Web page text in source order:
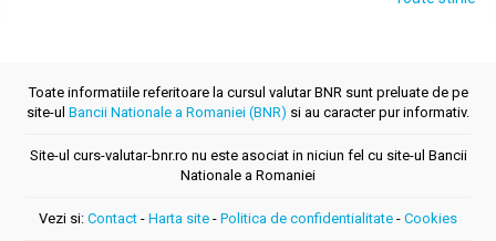
Toate informatiile referitoare la cursul valutar BNR sunt preluate de pe
site-ul Bancii Nationale a Romaniei (BNR) si au caracter pur informativ.
Site-ul curs-valutar-bnr.ro nu este asociat in niciun fel cu site-ul Bancii
Nationale a Romaniei
Vezi si: Contact - Harta site - Politica de confidentialitate - Cookies